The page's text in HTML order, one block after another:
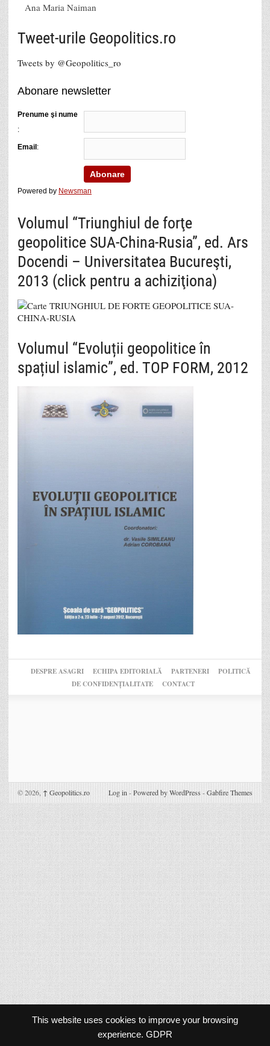
This website uses cookies to improve your browsing
experience. GDPR
Ana Maria Naiman
Tweet-urile Geopolitics.ro
Tweets by @Geopolitics_ro
Abonare newsletter
Prenume şi nume
:
Email:
Powered by Newsman
Volumul “Triunghiul de forţe
geopolitice SUA-China-Rusia”, ed. Ars
Docendi – Universitatea Bucureşti,
2013 (click pentru a achiziţiona)
Volumul “Evoluții geopolitice în
spațiul islamic”, ed. TOP FORM, 2012
DESPRE ASAGRI ECHIPA EDITORIALĂ PARTENERI
POLITICĂ
DE CONFIDENȚIALITATE
CONTACT
© 2026, ↑ Geopolitics.ro Log in -Powered by WordPress -Gabfire Themes